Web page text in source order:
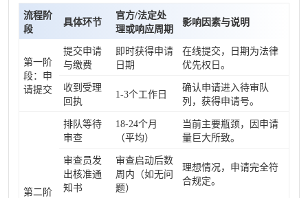
流程阶
段
具体环节
官方/法定处
理或响应周期
影响因素与说明
第一阶
段：申
请提交
提交申请
与缴费
即时获得申请
日期
在线提交，日期为法律
优先权日。
收到受理
回执
1-3个工作日
确认申请进入待审队
列，获得申请号。
第二阶
排队等待
审查
18-24个月
（平均）
当前主要瓶颈，因申请
量巨大所致。
审查员发
出核准通
知书
审查启动后数
周内（如无问
题）
理想情况，申请完全符
合规定。